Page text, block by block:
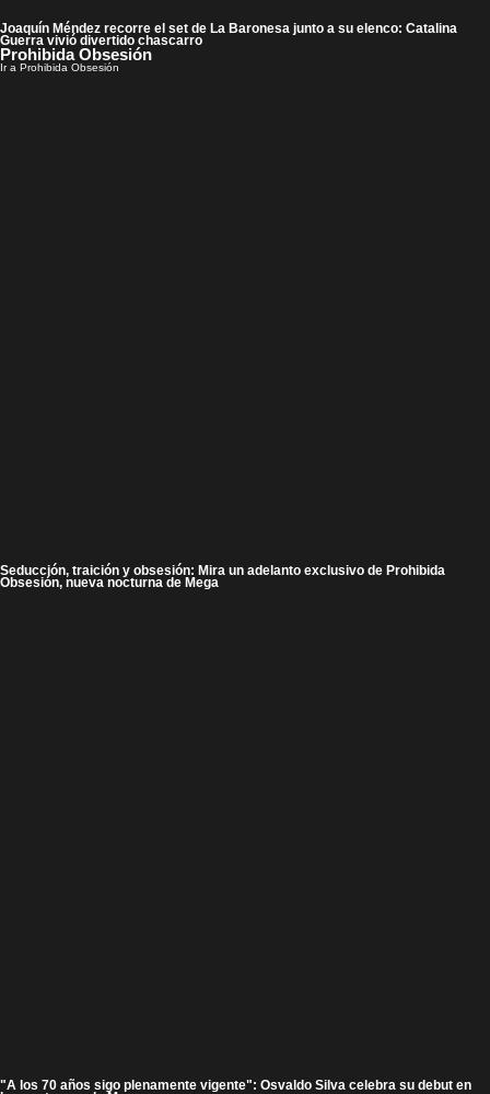
Joaquín Méndez recorre el set de La Baronesa junto a su elenco: Catalina
Guerra vivió divertido chascarro
Prohibida Obsesión
Ir a Prohibida Obsesión
Seducción, traición y obsesión: Mira un adelanto exclusivo de Prohibida
Obsesión, nueva nocturna de Mega
"A los 70 años sigo plenamente vigente": Osvaldo Silva celebra su debut en